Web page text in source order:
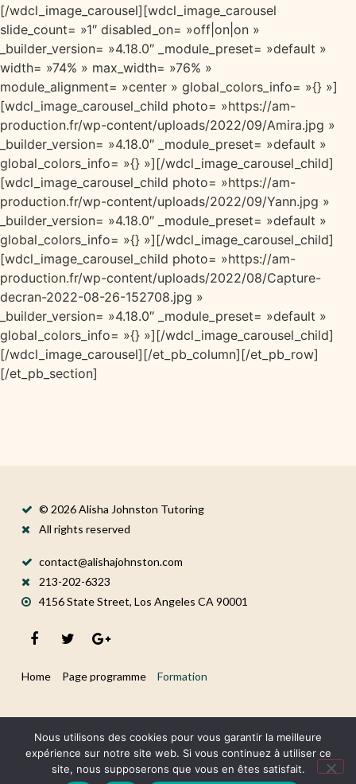
[/wdcl_image_carousel][wdcl_image_carousel
slide_count= »1″ disabled_on= »off|on|on »
_builder_version= »4.18.0″ _module_preset= »default »
width= »74% » max_width= »76% »
module_alignment= »center » global_colors_info= »{} »]
[wdcl_image_carousel_child photo= »https://am-
production.fr/wp-content/uploads/2022/09/Amira.jpg »
_builder_version= »4.18.0″ _module_preset= »default »
global_colors_info= »{} »][/wdcl_image_carousel_child]
[wdcl_image_carousel_child photo= »https://am-
production.fr/wp-content/uploads/2022/09/Yann.jpg »
_builder_version= »4.18.0″ _module_preset= »default »
global_colors_info= »{} »][/wdcl_image_carousel_child]
[wdcl_image_carousel_child photo= »https://am-
production.fr/wp-content/uploads/2022/08/Capture-
decran-2022-08-26-152708.jpg »
_builder_version= »4.18.0″ _module_preset= »default »
global_colors_info= »{} »][/wdcl_image_carousel_child]
[/wdcl_image_carousel][/et_pb_column][/et_pb_row]
[/et_pb_section]
Home Page programme Formation
contact@alishajohnston.com
213-202-6323
4156 State Street, Los Angeles CA 90001
© 2026 Alisha Johnston Tutoring
All rights reserved
Nous utilisons des cookies pour vous garantir la meilleure
expérience sur notre site web. Si vous continuez à utiliser ce
site, nous supposerons que vous en êtes satisfait.